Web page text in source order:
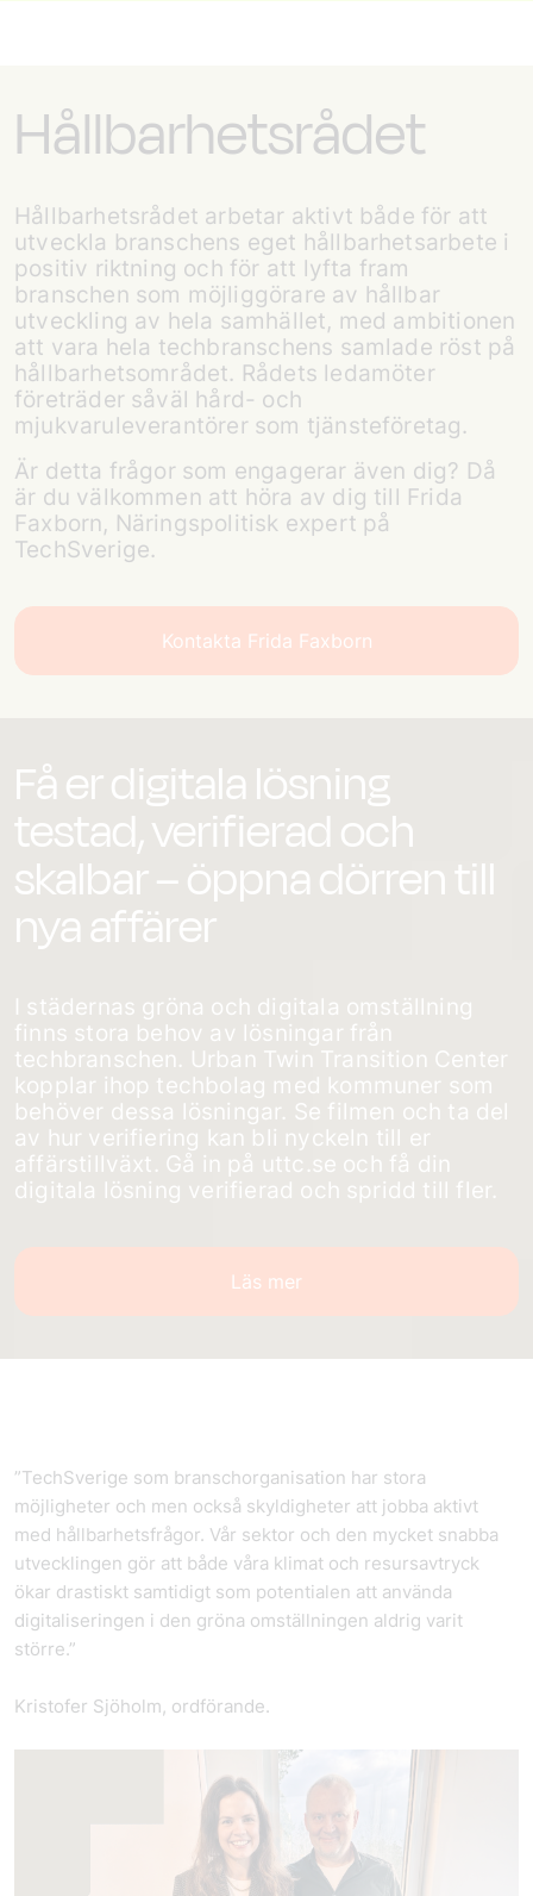
Hållbarhetsrådet
Hållbarhetsrådet arbetar aktivt både för att
utveckla branschens eget hållbarhetsarbete i
positiv riktning och för att lyfta fram
branschen som möjliggörare av hållbar
utveckling av hela samhället, med ambitionen
att vara hela techbranschens samlade röst på
hållbarhetsområdet. Rådets ledamöter
företräder såväl hård- och
mjukvaruleverantörer som tjänsteföretag.
Är detta frågor som engagerar även dig? Då
är du välkommen att höra av dig till Frida
Faxborn, Näringspolitisk expert på
TechSverige.
Kontakta Frida Faxborn
Få er digitala lösning
testad, verifierad och
skalbar – öppna dörren till
nya affärer
I städernas gröna och digitala omställning
finns stora behov av lösningar från
techbranschen. Urban Twin Transition Center
kopplar ihop techbolag med kommuner som
behöver dessa lösningar. Se filmen och ta del
av hur verifiering kan bli nyckeln till er
affärstillväxt. Gå in på uttc.se och få din
digitala lösning verifierad och spridd till fler.
Läs mer
”TechSverige som branschorganisation har stora
möjligheter och men också skyldigheter att jobba aktivt
med hållbarhetsfrågor. Vår sektor och den mycket snabba
utvecklingen gör att både våra klimat och resursavtryck
ökar drastiskt samtidigt som potentialen att använda
digitaliseringen i den gröna omställningen aldrig varit
större.”
Kristofer Sjöholm, ordförande.